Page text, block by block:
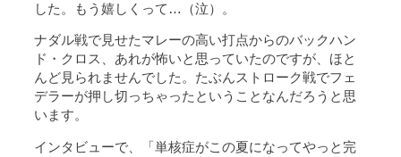
した。もう嬉しくって…（泣）。
ナダル戦で見せたマレーの高い打点からのバックハン
ド・クロス、あれが怖いと思っていたのですが、ほと
んど見られませんでした。たぶんストローク戦でフェ
デラーが押し切っちゃったということなんだろうと思
います。
インタビューで、「単核症がこの夏になってやっと完